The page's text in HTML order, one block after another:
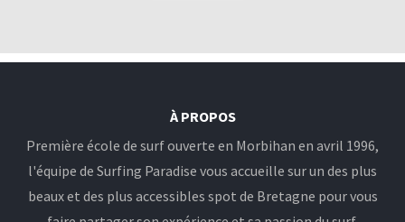
À PROPOS
Première école de surf ouverte en Morbihan en avril 1996,
l'équipe de Surfing Paradise vous accueille sur un des plus
beaux et des plus accessibles spot de Bretagne pour vous